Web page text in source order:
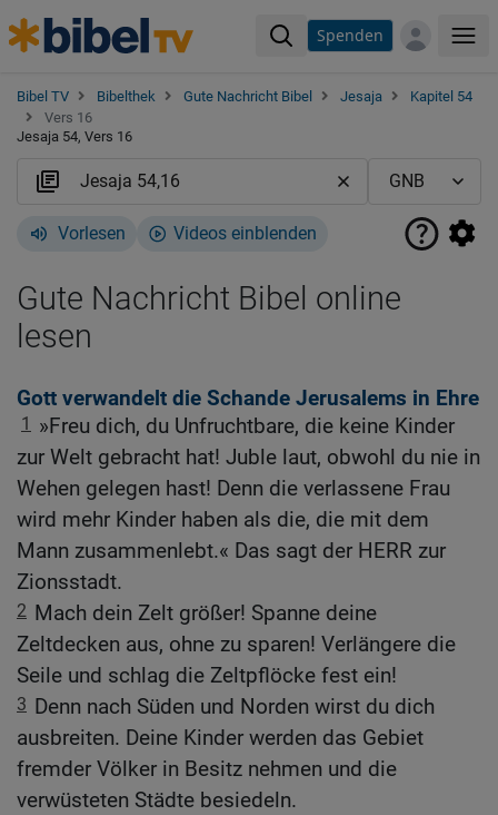
Spenden
Bibel TV Bibelthek Gute Nachricht Bibel Jesaja
Kapitel 54
Vers 16
Jesaja 54, Vers 16
Vorlesen Videos einblenden
Gute Nachricht Bibel online
lesen
Gott verwandelt die Schande Jerusalems in Ehre
1
»Freu dich, du Unfruchtbare, die keine Kinder
zur Welt gebracht hat! Juble laut, obwohl du nie in
Wehen gelegen hast! Denn die verlassene Frau
wird mehr Kinder haben als die, die mit dem
Mann zusammenlebt.« Das sagt der HERR zur
Zionsstadt.
2 Mach dein Zelt größer! Spanne deine
Zeltdecken aus, ohne zu sparen! Verlängere die
Seile und schlag die Zeltpflöcke fest ein!
3 Denn nach Süden und Norden wirst du dich
ausbreiten. Deine Kinder werden das Gebiet
fremder Völker in Besitz nehmen und die
verwüsteten Städte besiedeln.